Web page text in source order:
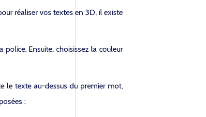
réaliser vos textes en 3D, il existe
Ensuite, choisissez la couleur
le texte au-dessus du premier mot,
: